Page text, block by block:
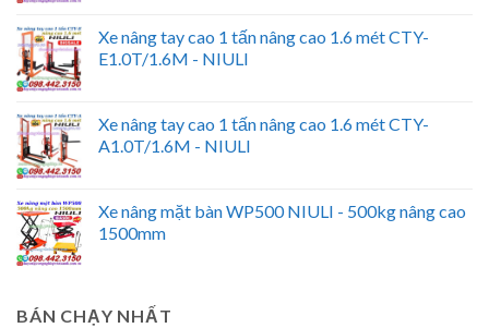
Xe nâng tay cao 1 tấn nâng cao 1.6 mét CTY-
E1.0T/1.6M - NIULI
Xe nâng tay cao 1 tấn nâng cao 1.6 mét CTY-
A1.0T/1.6M - NIULI
Xe nâng mặt bàn WP500 NIULI - 500kg nâng cao
1500mm
BÁN CHẠY NHẤT